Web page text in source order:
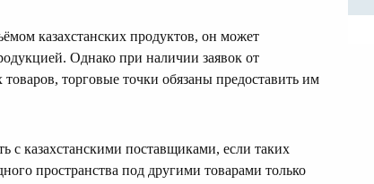
казахстанских продуктов, он может
Однако при наличии заявок от
торговые точки обязаны предоставить им
с казахстанскими поставщиками, если таких
пространства под другими товарами только